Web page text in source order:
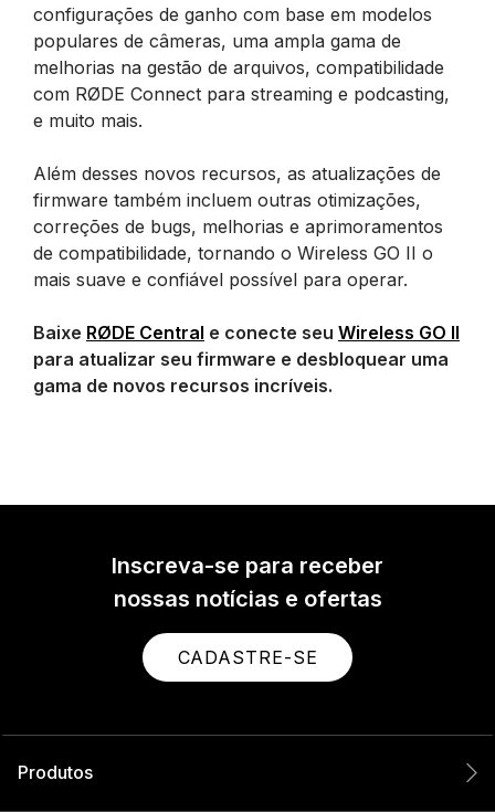
configurações de ganho com base em modelos
populares de câmeras, uma ampla gama de
melhorias na gestão de arquivos, compatibilidade
com RØDE Connect para streaming e podcasting,
e muito mais.
Além desses novos recursos, as atualizações de
firmware também incluem outras otimizações,
correções de bugs, melhorias e aprimoramentos
de compatibilidade, tornando o Wireless GO II o
mais suave e confiável possível para operar.
Baixe RØDE Central e conecte seu Wireless GO II
para atualizar seu firmware e desbloquear uma
gama de novos recursos incríveis.
Inscreva-se para receber
nossas notícias e ofertas
CADASTRE-SE
Produtos